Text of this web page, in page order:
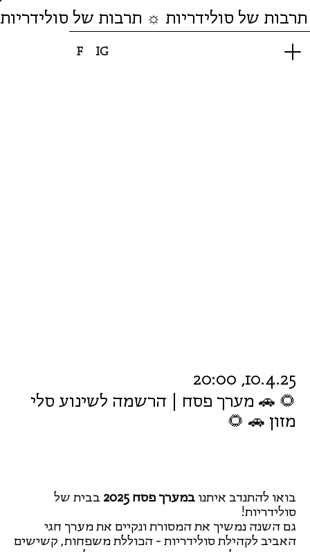
F IG
של סולידריות ☼ תרבות של סולידריות
🌻 🚗 מערך פסח | הרשמה לשינוע סלי
מזון 🚗 🌻
10.4.25, 20:00
בואו להתנדב איתנו במערך פסח 2025
בבית של
סולידריות!
גם השנה נמשיך את המסורת ונקיים את מערך חגי
האביב לקהילת סולידריות - הכוללת משפחות, קשישים